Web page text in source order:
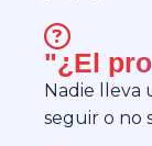
"¿El
Nadie lleva
seguir o no